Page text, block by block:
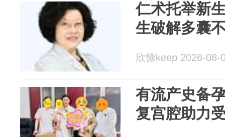
仁术托举新
生破解多囊
欣慷keep 2026-08-
有流产史备
复宫腔助力